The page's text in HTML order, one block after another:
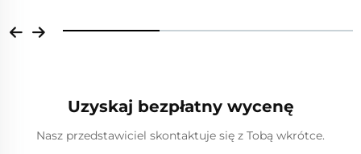
Uzyskaj bezpłatny wycenę
Nasz przedstawiciel skontaktuje się z Tobą wkrótce.